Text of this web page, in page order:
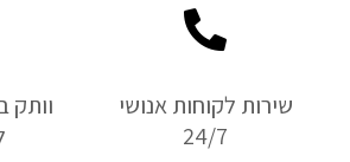
שירות לקוחות אנושי
24/7
וותק